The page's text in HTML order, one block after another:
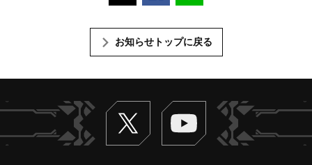
お知らせトップに戻る
Twitter ヴァンガードch